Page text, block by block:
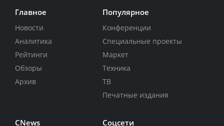
Главное
Новости
Аналитика
Рейтинги
Обзоры
Архив
Популярное
Конференции
Специальные проекты
Маркет
Техника
ТВ
Печатные издания
CNews Соцсети